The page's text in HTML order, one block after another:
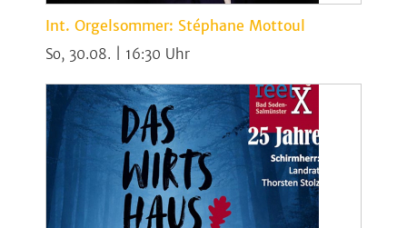
Int. Orgelsommer: Stéphane Mottoul
So, 30.08. | 16:30